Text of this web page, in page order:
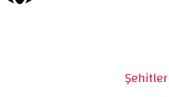
Şehitler